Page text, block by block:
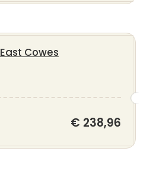
East Cowes
€ 238,96